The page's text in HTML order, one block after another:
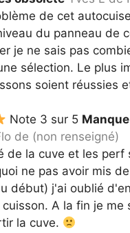
de cet
du panneau de
je ne sais pas
sélection. Le plus
soient réussies
Note 3 sur 5
de (non renseigné)
de la cuve et les perf
ne pas avoir mis
début) j'ai oublié
A la fin je me
la cuve.